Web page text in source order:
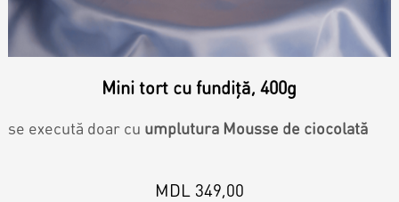
Калачи
Торты
Контакты
Mini tort cu fundiță, 400g
se execută doar cu umplutura Mousse de ciocolată
MDL 349,00